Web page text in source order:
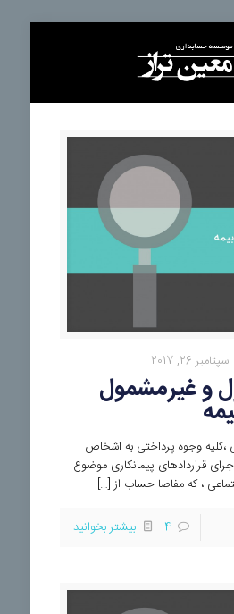
سپتامبر 26, 2017
و غیرمشمول
،کلیه وجوه پرداختی به اشخاص
قراردادهای پیمانکاری موضوع
4 بیشتر بخوانید